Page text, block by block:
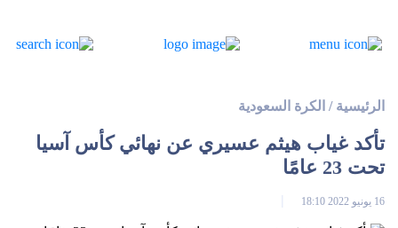
الرئيسية / الكرة السعودية
تأكد غياب هيثم عسيري عن نهائي كأس آسيا
تحت 23 عامًا
16 يونيو 2022 18:10